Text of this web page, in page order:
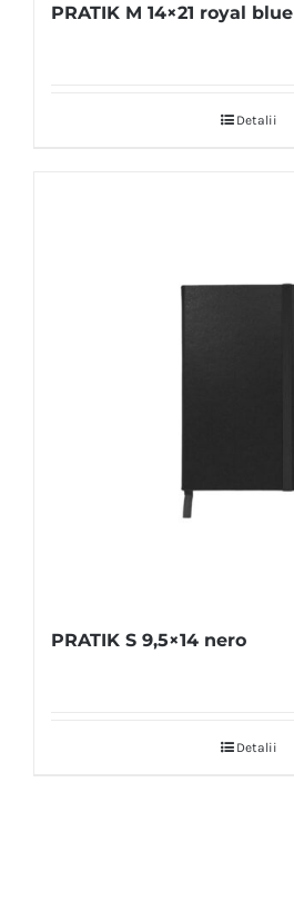
PRATIK M 14×21 royal blue
Detalii
PRATIK S 9,5×14 nero
Detalii